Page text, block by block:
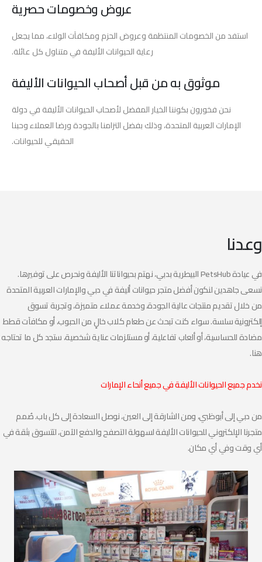
عروض وخصومات حصرية
استفد من الخصومات المنتظمة وعروض الحزم ومكافآت الولاء، مما يجعل
رعاية الحيوانات الأليفة في متناول كل عائلة.
موثوق به من قبل أصحاب الحيوانات الأليفة
نحن فخورون بكوننا الخيار المفضل لأصحاب الحيوانات الأليفة في دولة
الإمارات العربية المتحدة، وذلك بفضل التزامنا بالجودة ورضا العملاء وحبنا
الحقيقي للحيوانات.
وعدنا
في عيادة PetsHub البيطرية بدبي، نهتم بحيواناتنا الأليفة ونحرص على توفيرها.
نسعى جاهدين لنكون أفضل متجر حيوانات أليفة في دبي والإمارات العربية المتحدة
من خلال تقديم منتجات عالية الجودة، وخدمة عملاء متميزة، وتجربة تسوق
إلكترونية سلسة. سواء كنت تبحث عن طعام كلاب خالٍ من الحبوب، أو مكافآت قطط
مضادة للحساسية، أو ألعاب تفاعلية، أو مستلزمات عناية شخصية، ستجد كل ما تحتاجه
هنا.
نخدم جميع الحيوانات الأليفة في جميع أنحاء الإمارات
من دبي إلى أبوظبي، ومن الشارقة إلى العين، نوصل السعادة إلى كل باب. صُمم
متجرنا الإلكتروني للحيوانات الأليفة لسهولة التصفح والدفع الآمن، لتتسوق بثقة في
أي وقت وفي أي مكان.